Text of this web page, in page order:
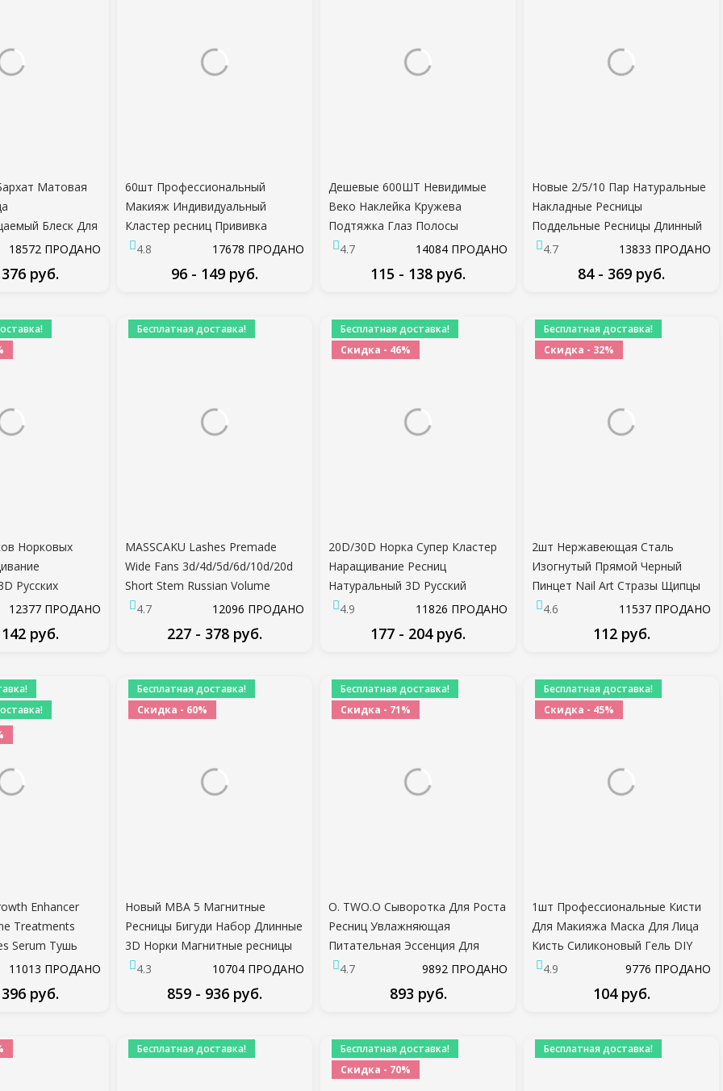
Матовая
Блеск Для
Обнаженная
Красный
18572 ПРОДАНО
руб.
60шт Профессиональный
Макияж Индивидуальный
Кластер ресниц Прививка
Поддельные Накладные
ресницы наращивание ресниц
индивидуальный пучок ресниц
4.8 17678 ПРОДАНО
96 - 149 руб.
Дешевые 600ШТ Невидимые
Веко Наклейка Кружева
Подтяжка Глаз Полосы
Двойной Веко Лента Клейкие
Инструменты L/S Стиль
4.7 14084 ПРОДАНО
115 - 138 руб.
Новые 2/5/10 Пар Натуральные
Накладные Ресницы
Поддельные Ресницы Длинный
Макияж 3d Норки Ресницы
Наращивание Ресниц Норки
Ресницы для Красоты 54
4.7 13833 ПРОДАНО
84 - 369 руб.
Норковых
Русских
20D
Макияж
12377 ПРОДАНО
руб.
Бесплатная доставка!
MASSCAKU Lashes Premade
Wide Fans 3d/4d/5d/6d/10d/20d
Short Stem Russian Volume
Professional Наращивание
ресниц Искусственная Норка
4.7 12096 ПРОДАНО
227 - 378 руб.
Бесплатная доставка!
Скидка - 46%
20D/30D Норка Супер Кластер
Наращивание Ресниц
Натуральный 3D Русский
Объем Искусственные Ресницы
Индивидуальные Ресницы
Макияж Реснички Реснички
4.9 11826 ПРОДАНО
177 - 204 руб.
Бесплатная доставка!
Скидка - 32%
2шт Нержавеющая Сталь
Изогнутый Прямой Черный
Пинцет Nail Art Стразы Щипцы
Сбор Инструмент Блестки
4.6 11537 ПРОДАНО
112 руб.
Enhancer
Treatments
Serum Тушь
для
Роста
11013 ПРОДАНО
руб.
Бесплатная доставка!
Скидка - 60%
Новый MBA 5 Магнитные
Ресницы Бигуди Набор Длинные
3D Норки Магнитные ресницы
Носить искусственные ресницы
magnetique Натуральные
Толстые Накладные Ресницы
4.3 10704 ПРОДАНО
859 - 936 руб.
Бесплатная доставка!
Скидка - 71%
O. TWO.O Сыворотка Для Роста
Ресниц Увлажняющая
Питательная Эссенция Для
ресниц Enhancer Удлинение
4.7 9892 ПРОДАНО
893 руб.
Бесплатная доставка!
Скидка - 45%
1шт Профессиональные Кисти
Для Макияжа Маска Для Лица
Кисть Силиконовый Гель DIY
Косметические Инструменты
4.9 9776 ПРОДАНО
104 руб.
Бесплатная доставка!
Бесплатная доставка!
Скидка - 70%
Бесплатная доставка!